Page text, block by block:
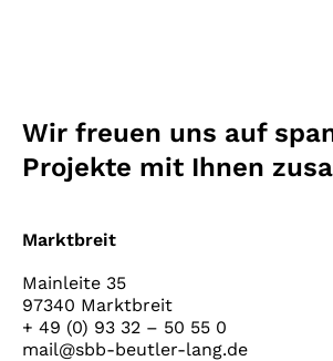
Wir freuen uns auf
Projekte mit Ihnen
Marktbreit
Mainleite 35
97340 Marktbreit
+ 49 (0) 93 32 – 50 55 0
mail@sbb-beutler-lang.de